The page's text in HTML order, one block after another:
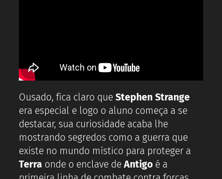
Ousado, fica claro que Stephen Strange
era especial e logo o aluno começa a se
destacar, sua curiosidade acaba lhe
mostrando segredos como a guerra que
existe no mundo místico para proteger a
Terra onde o enclave de Antigoé a